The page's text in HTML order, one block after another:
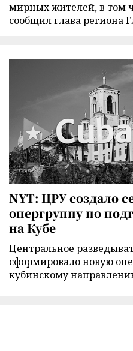
мирных жителей, в том
сообщил глава региона
NYT: ЦРУ создало
опергруппу по
на Кубе
Центральное
сформировало новую
кубинскому